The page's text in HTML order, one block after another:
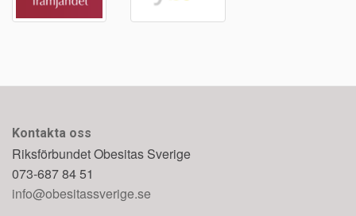
Kontakta oss
Riksförbundet Obesitas Sverige
073-687 84 51
info@obesitassverige.se